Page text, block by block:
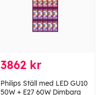
3862 kr
Philips Ställ med LED GU10
50W + E27 60W Dimbara